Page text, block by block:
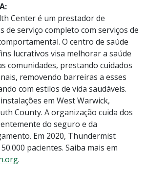
Center é um prestador de
de serviço completo com serviços de
O centro de saúde
lucrativos visa melhorar a saúde
comunidades, prestando cuidados
removendo barreiras a esses
com estilos de vida saudáveis.
em West Warwick,
County. A organização cuida dos
do seguro e da
Em 2020, Thundermist
pacientes. Saiba mais em
.